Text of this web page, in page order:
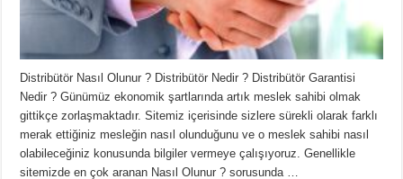
Distribütör Nasıl Olunur ? Distribütör Nedir ? Distribütör Garantisi
Nedir ? Günümüz ekonomik şartlarında artık meslek sahibi olmak
gittikçe zorlaşmaktadır. Sitemiz içerisinde sizlere sürekli olarak farklı
merak ettiğiniz mesleğin nasıl olunduğunu ve o meslek sahibi nasıl
olabileceğiniz konusunda bilgiler vermeye çalışıyoruz. Genellikle
sitemizde en çok aranan Nasıl Olunur ? sorusunda …